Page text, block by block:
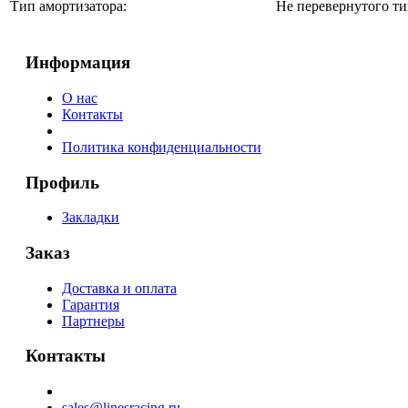
Тип амортизатора: Не перевернутого
Информация
О нас
Контакты
Политика конфиденциальности
Профиль
Закладки
Заказ
Доставка и оплата
Гарантия
Партнеры
Контакты